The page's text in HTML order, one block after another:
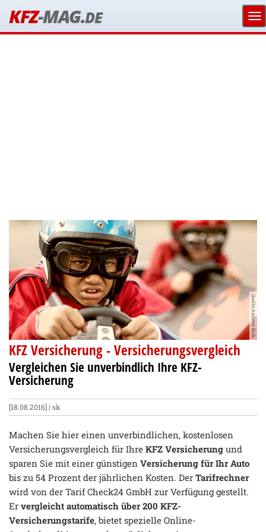
KFZ-MAG.DE
Quelle:Andrew Rich
KFZ Versicherung - Versicherungsvergleich
Vergleichen Sie unverbindlich Ihre KFZ-
Versicherung
[18.08.2016] | sk
Machen Sie hier einen unverbindlichen, kostenlosen
Versicherungsvergleich für Ihre KFZ Versicherung und
sparen Sie mit einer günstigen Versicherung für Ihr Auto
bis zu 54 Prozent der jährlichen Kosten. Der Tarifrechner
wird von der Tarif Check24 GmbH zur Verfügung gestellt.
Er vergleicht automatisch über 200 KFZ-
Versicherungstarife, bietet spezielle Online-